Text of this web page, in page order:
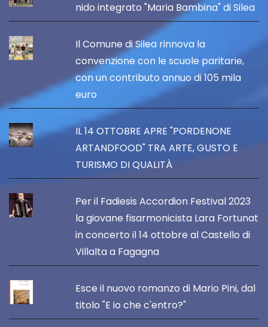
nido integrato "Maria Bambina" di Silea
Il Comune di Silea rinnova la
convenzione con le scuole paritarie,
con un contributo annuo di 105 mila
euro
IL 14 OTTOBRE APRE "PORDENONE
ARTANDFOOD" TRA ARTE, GUSTO E
TURISMO DI QUALITÀ
Per il Fadiesis Accordion Festival 2023
la giovane fisarmonicista Lara Fortunat
in concerto il 14 ottobre al Castello di
Villalta a Fagagna
Esce il nuovo romanzo di Mario Pini, dal
titolo "E io che c'entro?"